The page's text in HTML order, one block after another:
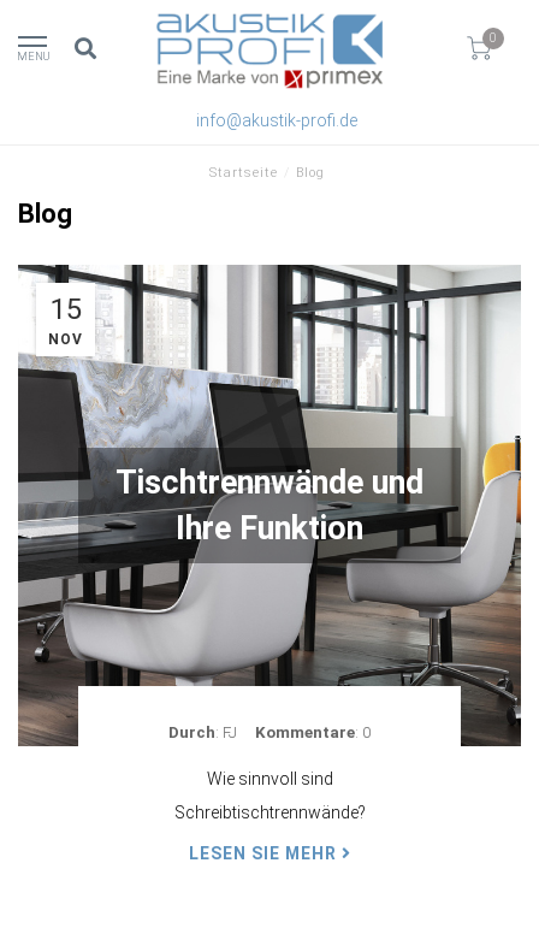
MENU
0
info@akustik-profi.de
Startseite Blog
Blog
15
NOV
Tischtrennwände und
Ihre Funktion
Durch: FJ Kommentare: 0
Wie sinnvoll sind
Schreibtischtrennwände?
LESEN SIE MEHR